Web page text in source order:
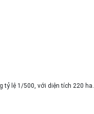
tỷ lệ 1/500, với diện tích 220 ha.